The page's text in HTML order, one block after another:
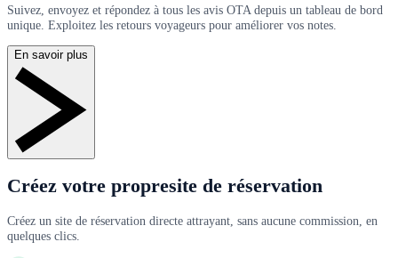
Suivez, envoyez et répondez à tous les avis OTA depuis un tableau de bord
unique. Exploitez les retours voyageurs pour améliorer vos notes.
En savoir plus
Créez votre propresite de réservation
Créez un site de réservation directe attrayant, sans aucune commission, en
quelques clics.